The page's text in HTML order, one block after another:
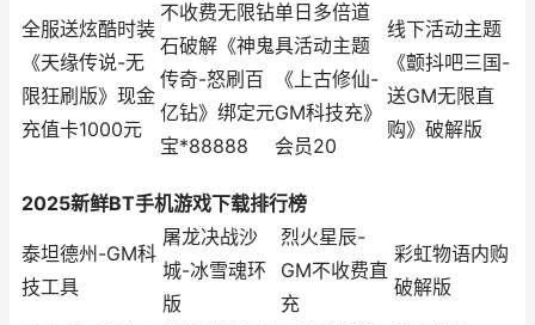
全服送炫酷时装
《天缘传说-无
限狂刷版》现金
充值卡1000元
不收费无限钻
石破解《神鬼
传奇-怒刷百
亿钻》绑定元
宝*88888
单日多倍道
具活动主题
《上古修仙-
GM科技充》
会员20
线下活动主题
《颤抖吧三国-
送GM无限直
购》破解版
2025新鲜BT手机游戏下载排行榜
泰坦德州-GM科
技工具
屠龙决战沙
城-冰雪魂环
版
烈火星辰-
GM不收费直
充
彩虹物语内购
破解版